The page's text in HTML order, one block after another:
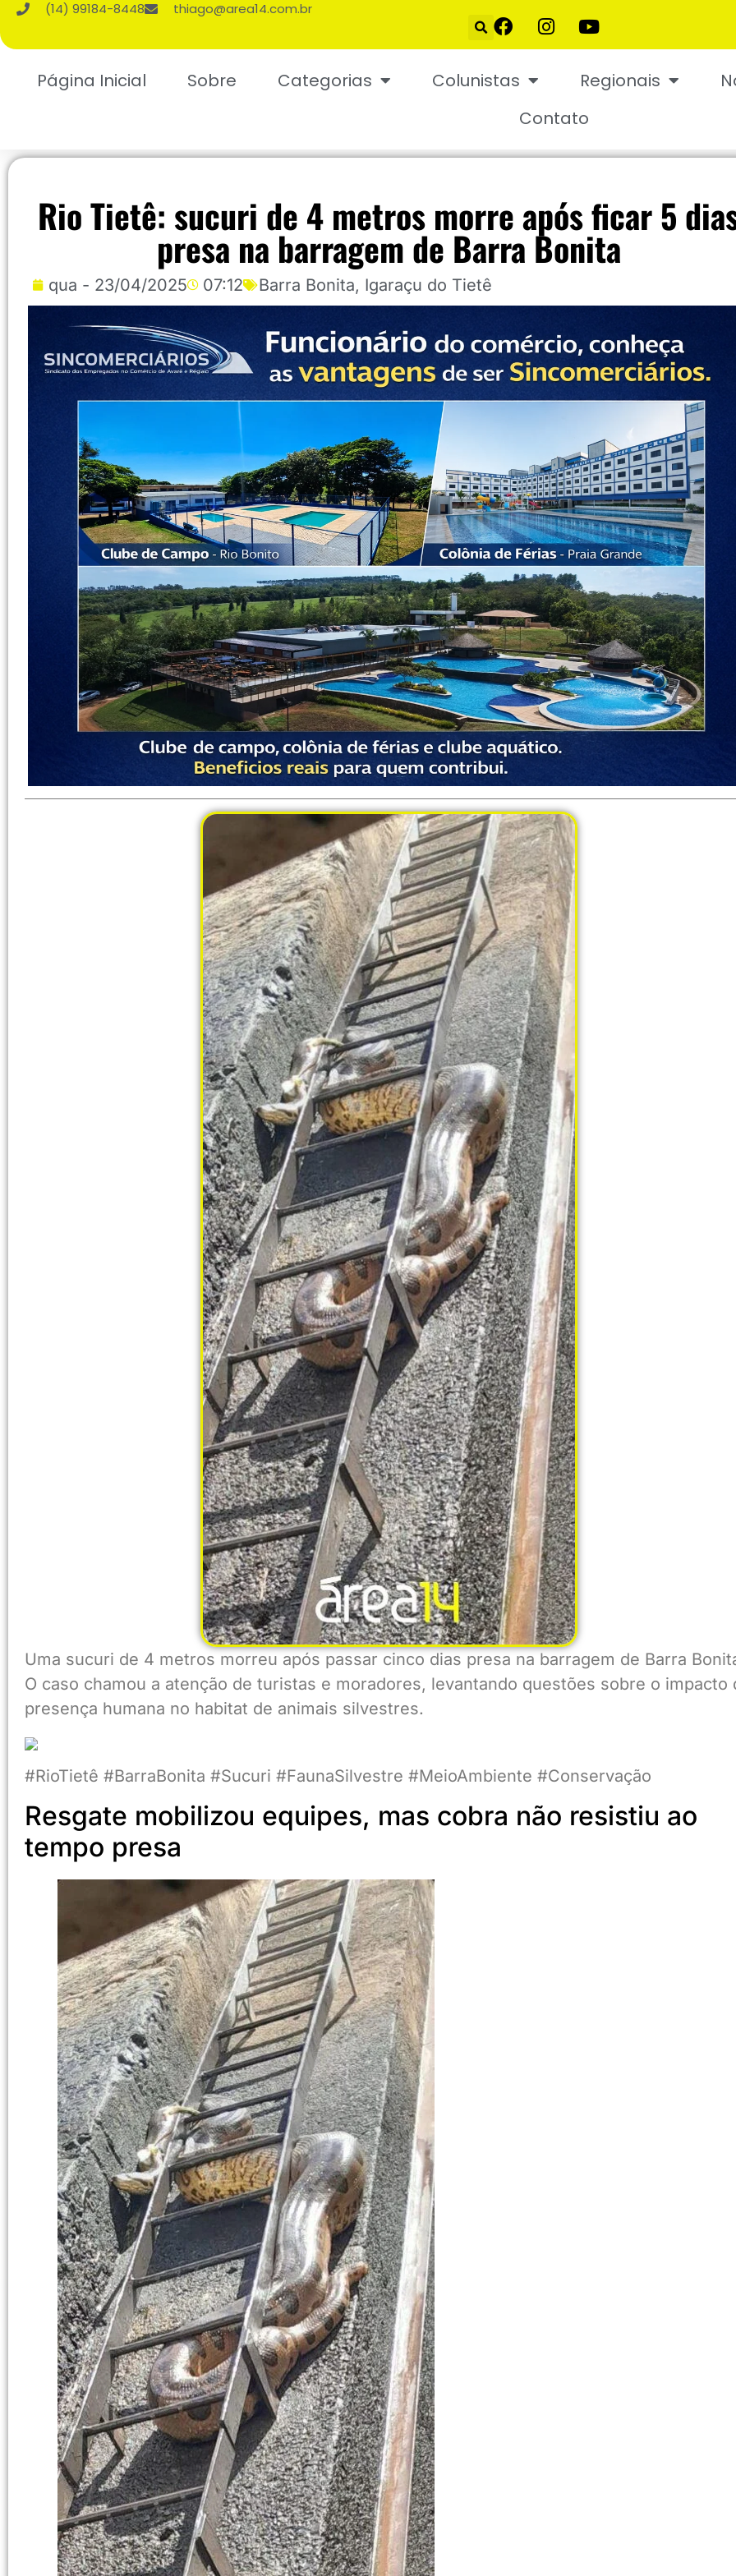
(14) 99184-8448 thiago@area14.com.br
Página Inicial Sobre Categorias Colunistas Regionais
Contato
Rio Tietê: sucuri de 4 metros morre após ficar 5
presa na barragem de Barra Bonita
qua - 23/04/2025 07:12 Barra Bonita, Igaraçu do Tietê
Uma sucuri de 4 metros morreu após passar cinco dias presa na barragem de Barra
O caso chamou a atenção de turistas e moradores, levantando questões sobre o impacto
presença humana no habitat de animais silvestres.
#RioTietê #BarraBonita #Sucuri #FaunaSilvestre #MeioAmbiente #Conservação
Resgate mobilizou equipes, mas cobra não resistiu ao
tempo presa